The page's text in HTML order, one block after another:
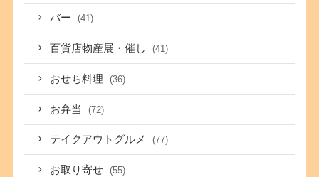
バー (41)
百貨店物産展・催し (41)
おせち料理 (36)
お弁当 (72)
テイクアウトグルメ (77)
お取り寄せ (55)